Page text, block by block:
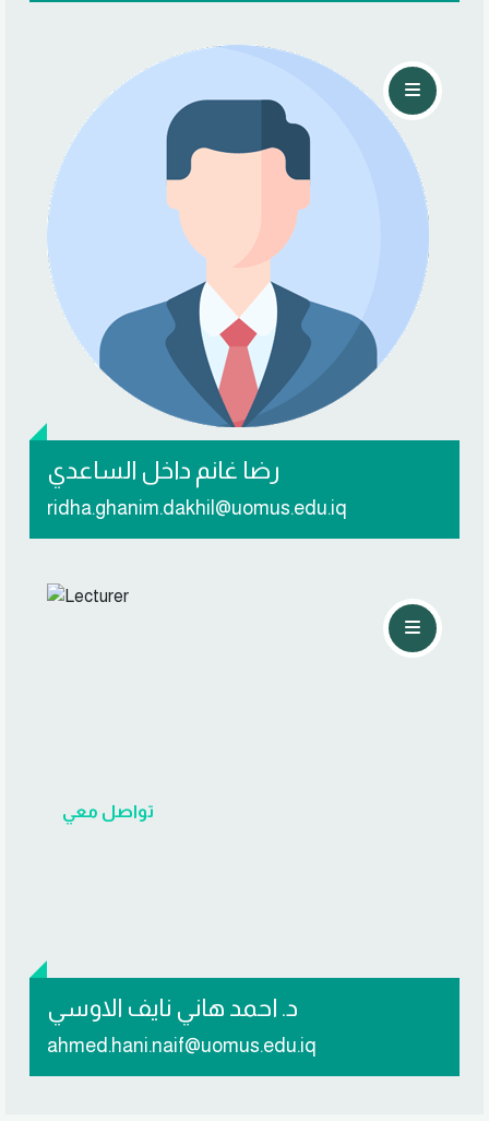
رضا غانم داخل الساعدي
ridha.ghanim.dakhil@uomus.edu.iq
د. احمد هاني نايف الاوسي
ahmed.hani.naif@uomus.edu.iq
تواصل معي